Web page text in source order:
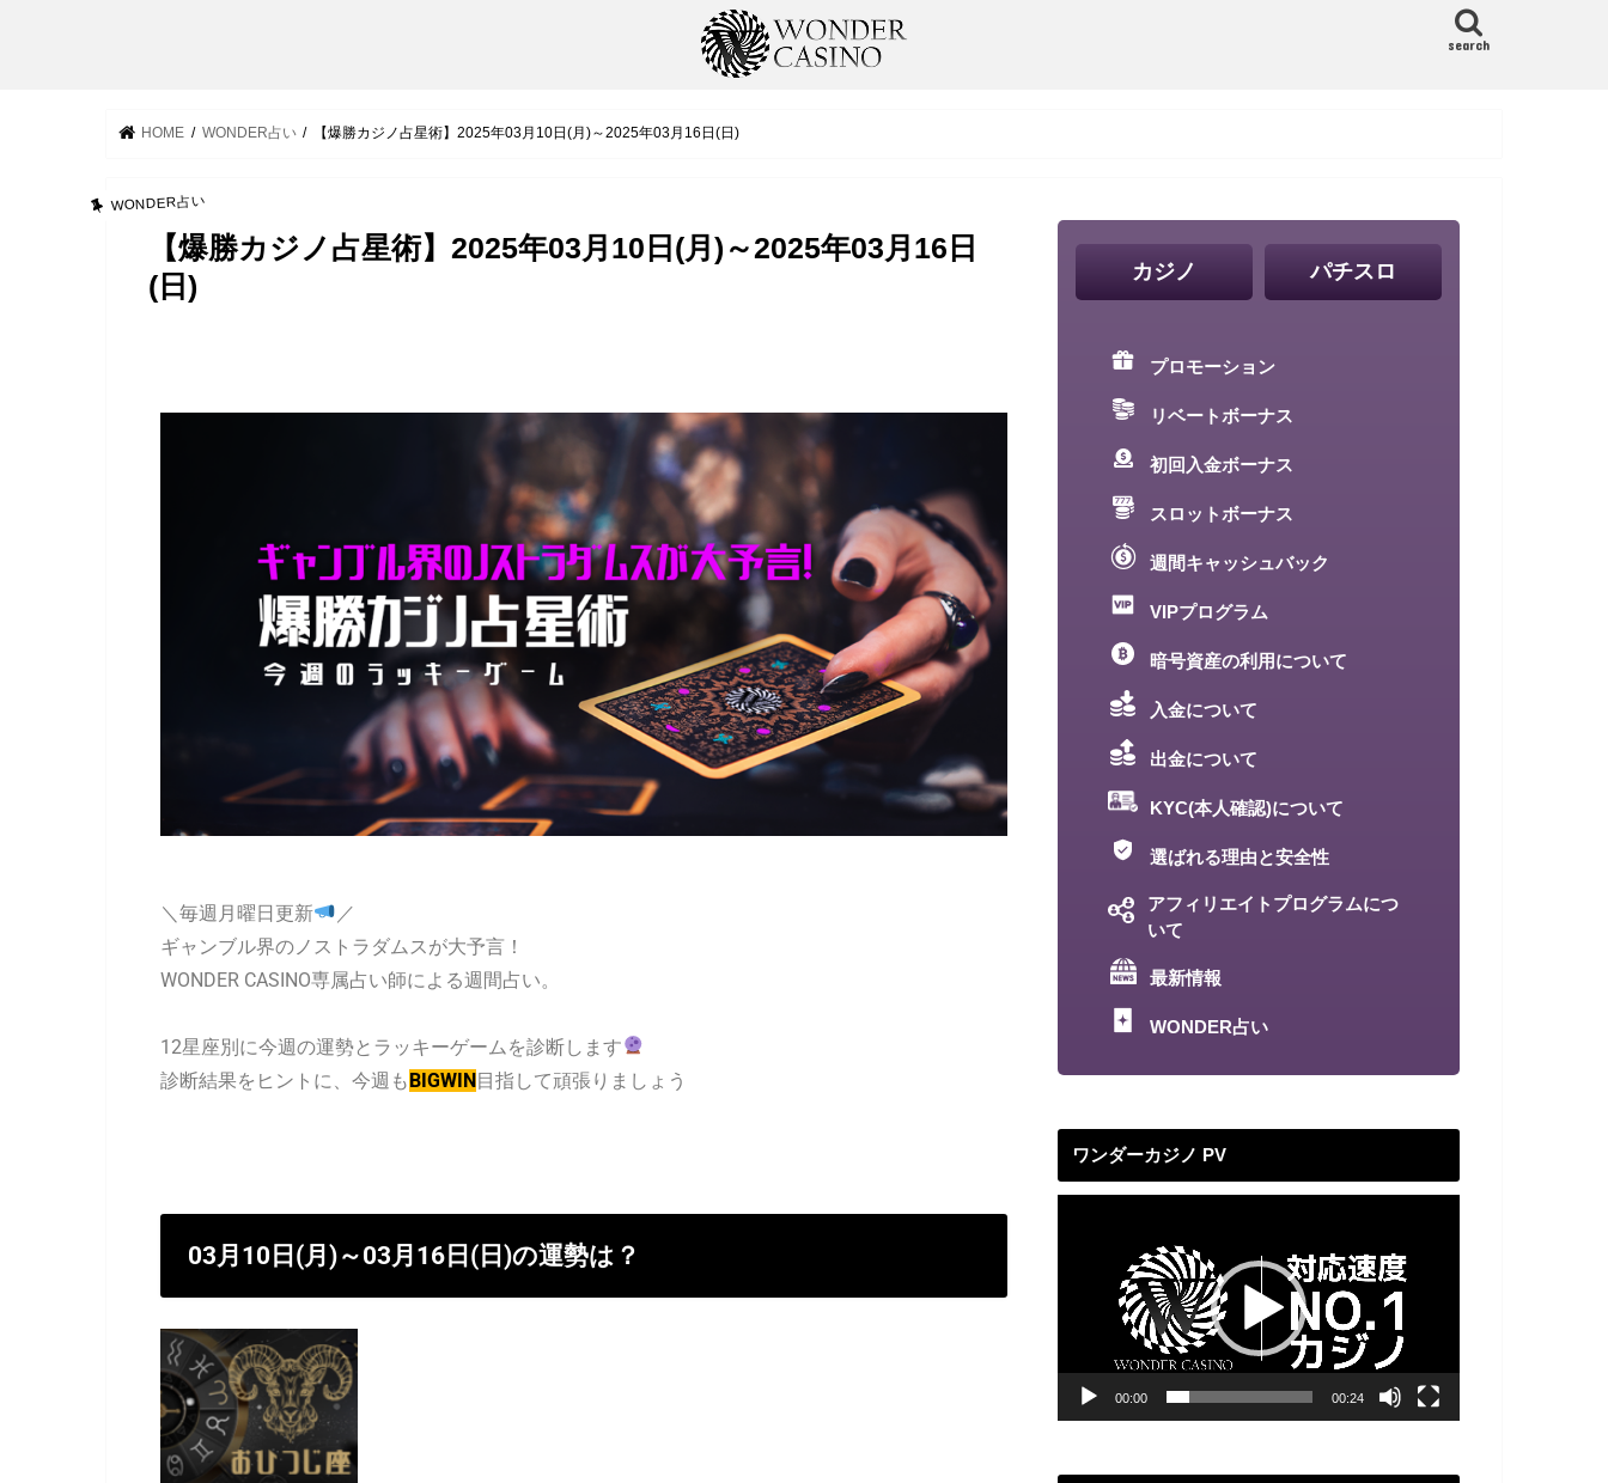
search
HOME WONDER占い 【爆勝カジノ占星術】2025年03月10日(月)～2025年03月16日(日)
WONDER占い
【爆勝カジノ占星術】2025年03月10日(月)～2025年03月16日
(日)
＼毎週月曜日更新
／
ギャンブル界のノストラダムスが大予言！
WONDER CASINO専属占い師による週間占い。
12星座別に今週の運勢とラッキーゲームを診断します
診断結果をヒントに、今週もBIGWIN目指して頑張りましょう
03月10日(月)～03月16日(日)の運勢は？
カジノ パチスロ
プロモーション
リベートボーナス
初回入金ボーナス
スロットボーナス
週間キャッシュバック
VIPプログラム
暗号資産の利用について
入金について
出金について
KYC(本人確認)について
選ばれる理由と安全性
アフィリエイトプログラムにつ
いて
最新情報
WONDER占い
ワンダーカジノ PV
00:00 00:24